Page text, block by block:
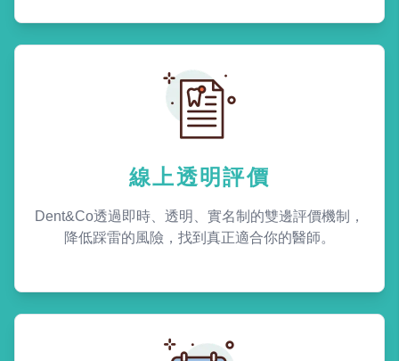
線上透明評價
Dent&Co透過即時、透明、實名制的雙邊評價機制，
降低踩雷的風險，找到真正適合你的醫師。